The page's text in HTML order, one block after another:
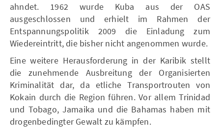
ahndet. 1962 wurde Kuba aus der OAS
ausgeschlossen und erhielt im Rahmen der
Entspannungspolitik 2009 die Einladung zum
Wiedereintritt, die bisher nicht angenommen wurde.
Eine weitere Herausforderung in der Karibik stellt
die zunehmende Ausbreitung der Organisierten
Kriminalität dar, da etliche Transportrouten von
Kokain durch die Region führen. Vor allem Trinidad
und Tobago, Jamaika und die Bahamas haben mit
drogenbedingter Gewalt zu kämpfen.